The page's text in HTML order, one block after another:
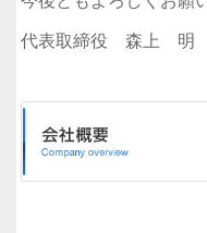
代表取締役 森上 明